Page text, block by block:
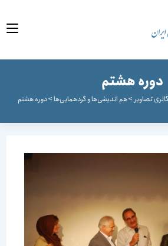
دوره هشتم
تصاویر>هم اندیشی‌ها و گردهمایی‌ها>دوره هشتم